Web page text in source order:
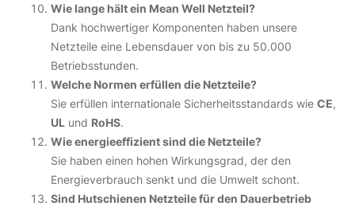
Wie lange hält ein Mean Well Netzteil?
Dank hochwertiger Komponenten haben unsere
Netzteile eine Lebensdauer von bis zu 50.000
Betriebsstunden.
Welche Normen erfüllen die Netzteile?
Sie erfüllen internationale Sicherheitsstandards wie CE,
UL und RoHS.
Wie energieeffizient sind die Netzteile?
Sie haben einen hohen Wirkungsgrad, der den
Energieverbrauch senkt und die Umwelt schont.
Sind Hutschienen Netzteile für den Dauerbetrieb